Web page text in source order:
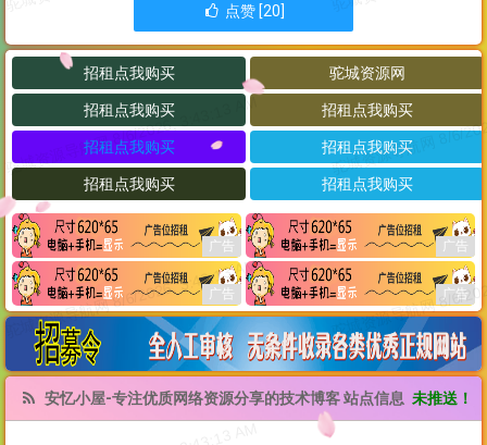
点赞 [20]
安忆小屋-专注优质网络资源分享的技术博客 站点信息 未推送！